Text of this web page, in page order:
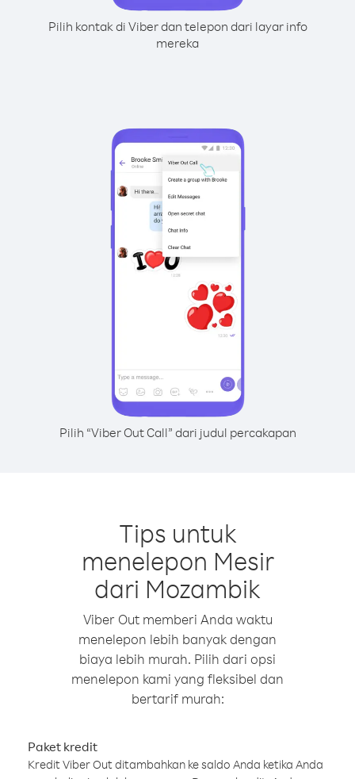
Pilih kontak di Viber dan telepon dari layar info
mereka
Pilih “Viber Out Call” dari judul percakapan
Tips untuk
menelepon Mesir
dari Mozambik
Viber Out memberi Anda waktu
menelepon lebih banyak dengan
biaya lebih murah. Pilih dari opsi
menelepon kami yang fleksibel dan
bertarif murah:
Paket kredit
Kredit Viber Out ditambahkan ke saldo Anda ketika Anda